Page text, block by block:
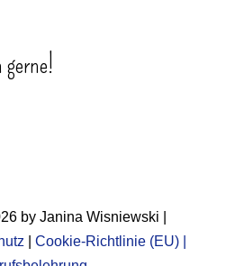
by Janina Wisniewski |
Cookie-Richtlinie (EU)|